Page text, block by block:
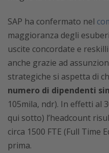
SAP ha confermato nel
maggioranza degli
uscite concordate e
anche grazie ad
strategiche si aspetta di
numero di dipendenti
105mila, ndr). In effetti al
qui sotto) l’headcount
circa 1500 FTE (Full Time
prima.